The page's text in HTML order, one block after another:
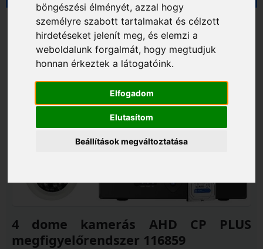
böngészési élményét, azzal hogy
személyre szabott tartalmakat és célzott
hirdetéseket jelenít meg, és elemzi a
weboldalunk forgalmát, hogy megtudjuk
honnan érkeztek a látogatóink.
Elfogadom
Elutasítom
Beállítások megváltoztatása
4 dome kamerás AHD CP PLUS
megfigyelőrendszer 116859